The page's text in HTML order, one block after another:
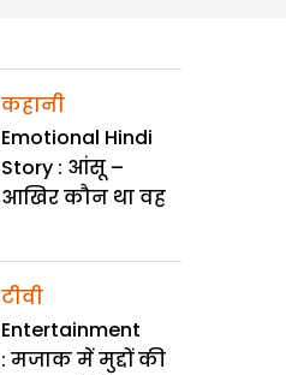
कहानी
Emotional Hindi
Story : आंसू –
आखिर कौन था वह
टीवी
Entertainment
: मजाक में मुद्दों की